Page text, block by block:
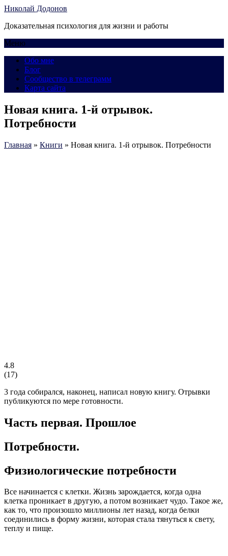
Николай Додонов
Доказательная психология для жизни и работы
Меню
Обо мне
Блог
Сообщество в телеграмм
Карта сайта
Новая книга. 1-й отрывок.
Потребности
Главная » Книги » Новая книга. 1-й отрывок. Потребности
4.8
(17)
3 года собирался, наконец, написал новую книгу. Отрывки
публикуются по мере готовности.
Часть первая. Прошлое
Потребности.
Физиологические потребности
Все начинается с клетки. Жизнь зарождается, когда одна
клетка проникает в другую, а потом возникает чудо. Такое же,
как то, что произошло миллионы лет назад, когда белки
соединились в форму жизни, которая стала тянуться к свету,
теплу и пище.